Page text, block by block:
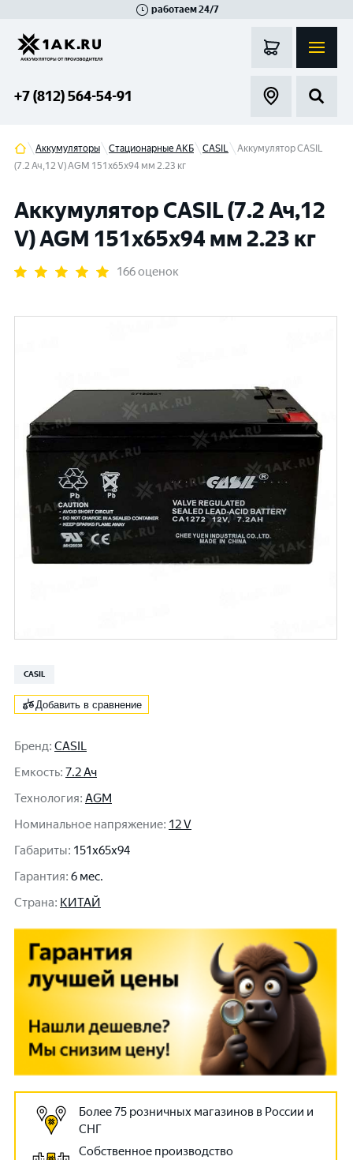
работаем 24/7
+7 (812) 564-54-91
Аккумуляторы Стационарные АКБ CASIL
Аккумулятор CASIL
(7.2 Ач,12 V) AGM 151x65x94 мм 2.23 кг
Аккумулятор CASIL (7.2 Ач,12
V) AGM 151x65x94 мм 2.23 кг
166 оценок
CASIL
Добавить в сравнение
Бренд: CASIL
Емкость: 7.2 Ач
Технология: AGM
Номинальное напряжение: 12 V
Габариты: 151x65x94
Гарантия: 6 мес.
Cтрана: КИТАЙ
Более 75 розничных магазинов в России и
СНГ
Собственное производство
Гатчина